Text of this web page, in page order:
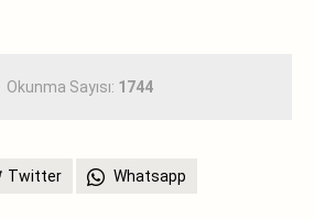
Okunma Sayısı: 1744
Twitter Whatsapp